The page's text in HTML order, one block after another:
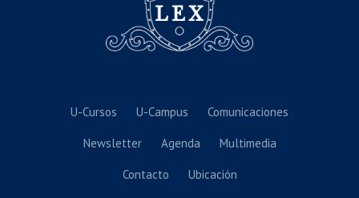
U-Cursos U-Campus Comunicaciones
Newsletter Agenda Multimedia
Contacto Ubicación